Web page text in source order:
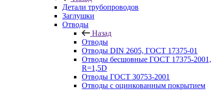
Детали трубопроводов
Заглушки
Отводы
Назад
Отводы
Отводы DIN 2605, ГОСТ 17375-01
Отводы бесшовные ГОСТ 17375-2001,
R=1,5D
Отводы ГОСТ 30753-2001
Отводы с оцинкованным покрытием